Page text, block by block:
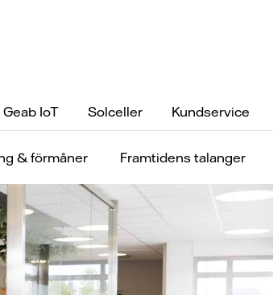
Geab IoT Solceller Kundservice
& förmåner Framtidens talanger